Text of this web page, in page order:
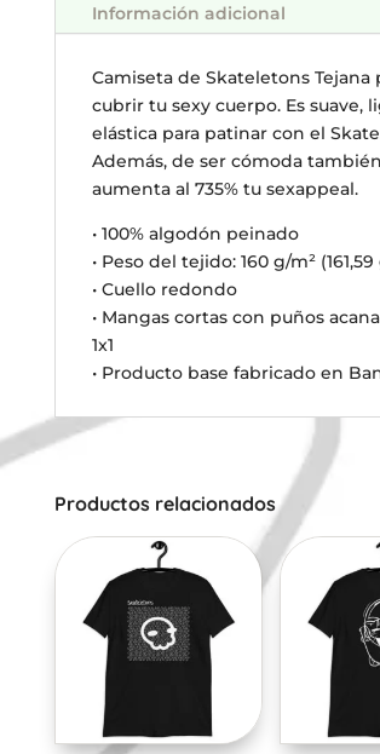
Información adicional
Camiseta de Skateletons Tejana
cubrir tu sexy cuerpo. Es suave,
elástica para patinar con el
Además, de ser cómoda también
aumenta al 735% tu sexappeal.
• 100% algodón peinado
• Peso del tejido: 160 g/m²
• Cuello redondo
• Mangas cortas con puños
1x1
• Producto base fabricado en
Productos relacionados